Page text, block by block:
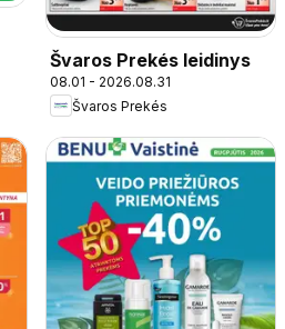
Švaros Prekés leidinys
08.01 - 2026.08.31
Švaros Prekés